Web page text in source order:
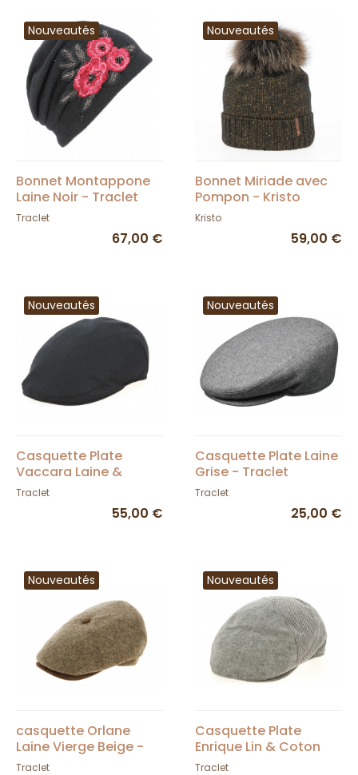
Nouveautés
Bonnet Montappone
Laine Noir - Traclet
Traclet
67,00 €
Nouveautés
Bonnet Miriade avec
Pompon - Kristo
Kristo
59,00 €
Nouveautés
Casquette Plate
Vaccara Laine &
Cachemire Noire-
Traclet
55,00 €
Nouveautés
Casquette Plate Laine
Grise - Traclet
Traclet
25,00 €
Nouveautés
casquette Orlane
Laine Vierge Beige -
Traclet
Traclet
Nouveautés
Casquette Plate
Enrique Lin & Coton
Taupe- Traclet
Traclet